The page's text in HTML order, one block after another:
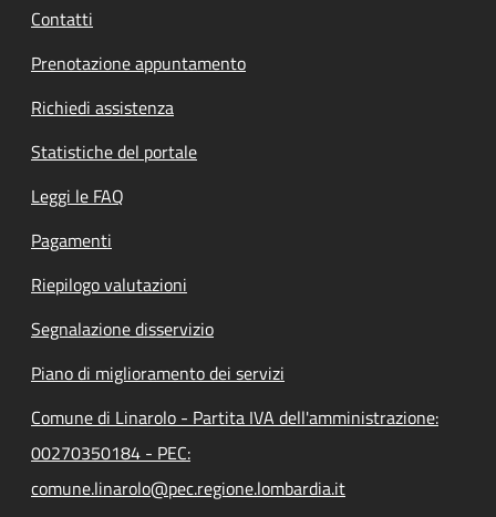
Contatti
Prenotazione appuntamento
Richiedi assistenza
Statistiche del portale
Leggi le FAQ
Pagamenti
Riepilogo valutazioni
Segnalazione disservizio
Piano di miglioramento dei servizi
Comune di Linarolo - Partita IVA dell'amministrazione:
00270350184 - PEC:
comune.linarolo@pec.regione.lombardia.it